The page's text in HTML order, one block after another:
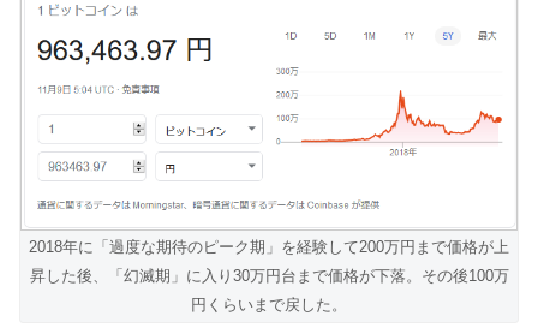
2018年に「過度な期待のピーク期」を経験して200万円まで価格が上
昇した後、「幻滅期」に入り30万円台まで価格が下落。その後100万
円くらいまで戻した。